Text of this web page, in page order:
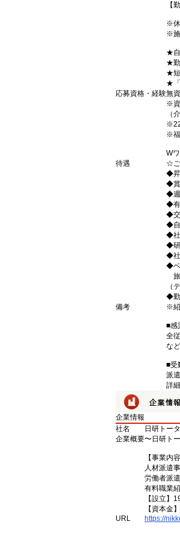
【
※
※施
★自
★勤
★短
★「
応募資格・経験無
※
（
※福
W
待遇
☆ご
◆昇
◆賞
◆週
◆有
◆交
◆自
◆社
◆研
◆社
◆ベ
旅
（
◆勤
備考
※紹
■感
全
な
■受
派
詳
企業情報
社名
日研トー
企業概要〜日研ト
【事業内容
人材派遣
労働者派
有料職業
【設立】
【資本金
URL
https://